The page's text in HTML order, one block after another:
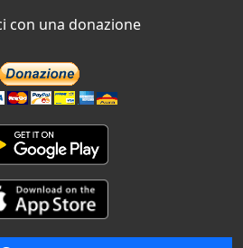
con una donazione